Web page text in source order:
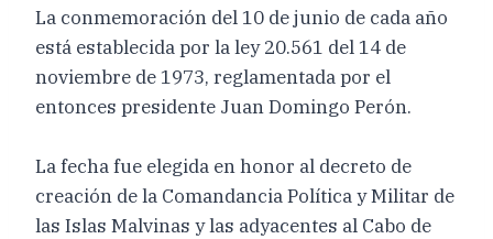
La conmemoración del 10 de junio de cada año
está establecida por la ley 20.561 del 14 de
noviembre de 1973, reglamentada por el
entonces presidente Juan Domingo Perón.
La fecha fue elegida en honor al decreto de
creación de la Comandancia Política y Militar de
las Islas Malvinas y las adyacentes al Cabo de